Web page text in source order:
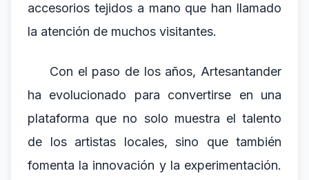
accesorios tejidos a mano que han llamado
la atención de muchos visitantes.
Con el paso de los años, Artesantander
ha evolucionado para convertirse en una
plataforma que no solo muestra el talento
de los artistas locales, sino que también
fomenta la innovación y la experimentación.